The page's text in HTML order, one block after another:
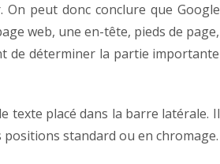
peut donc conclure que Google
web, une en-tête, pieds de page,
de déterminer la partie importante
texte placé dans la barre latérale. Il
standard ou en chromage.